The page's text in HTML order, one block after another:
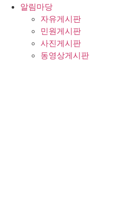
알림마당
자유게시판
민원게시판
사진게시판
동영상게시판